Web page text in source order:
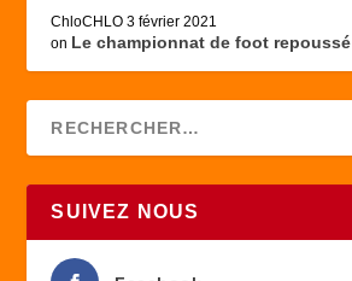
ChloCHLO 3 février 2021
on Le championnat de foot repoussé
SUIVEZ NOUS